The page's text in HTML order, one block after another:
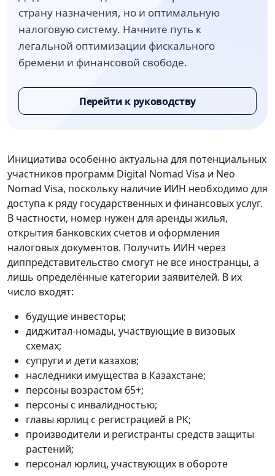
страну назначения, но и оптимальную
налоговую систему. Начните путь к
легальной оптимизации фискального
бремени и финансовой свободе.
Перейти к руководству
Инициатива особенно актуальна для потенциальных
участников программ Digital Nomad Visa и Neo
Nomad Visa, поскольку наличие ИИН необходимо для
доступа к ряду государственных и финансовых услуг.
В частности, номер нужен для аренды жилья,
открытия банковских счетов и оформления
налоговых документов. Получить ИИН через
диппредставительство смогут не все иностранцы, а
лишь определённые категории заявителей. В их
число входят:
будущие инвесторы;
диджитал-номады, участвующие в визовых
схемах;
супруги и дети казахов;
наследники имущества в Казахстане;
персоны возрастом 65+;
персоны с инвалидностью;
главы юрлиц с регистрацией в РК;
производители и регистранты средств защиты
растений;
персонал юрлиц, участвующих в обороте